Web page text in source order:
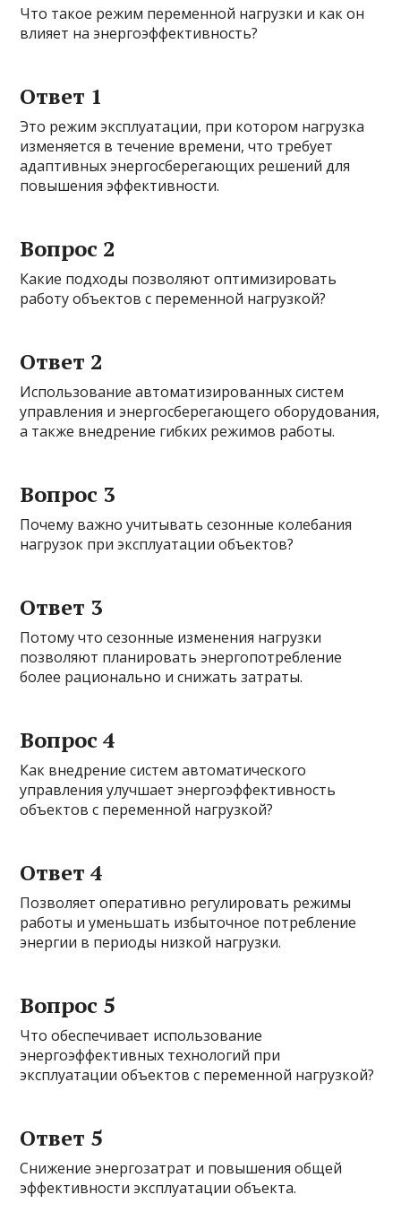
Что такое режим переменной нагрузки и как он
влияет на энергоэффективность?
Ответ 1
Это режим эксплуатации, при котором нагрузка
изменяется в течение времени, что требует
адаптивных энергосберегающих решений для
повышения эффективности.
Вопрос 2
Какие подходы позволяют оптимизировать
работу объектов с переменной нагрузкой?
Ответ 2
Использование автоматизированных систем
управления и энергосберегающего оборудования,
а также внедрение гибких режимов работы.
Вопрос 3
Почему важно учитывать сезонные колебания
нагрузок при эксплуатации объектов?
Ответ 3
Потому что сезонные изменения нагрузки
позволяют планировать энергопотребление
более рационально и снижать затраты.
Вопрос 4
Как внедрение систем автоматического
управления улучшает энергоэффективность
объектов с переменной нагрузкой?
Ответ 4
Позволяет оперативно регулировать режимы
работы и уменьшать избыточное потребление
энергии в периоды низкой нагрузки.
Вопрос 5
Что обеспечивает использование
энергоэффективных технологий при
эксплуатации объектов с переменной нагрузкой?
Ответ 5
Снижение энергозатрат и повышения общей
эффективности эксплуатации объекта.